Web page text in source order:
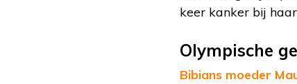
keer kanker bij
Olympische
Bibians moeder